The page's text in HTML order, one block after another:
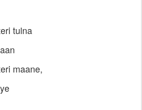
tulna
maane,